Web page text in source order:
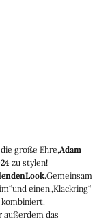
große Ehre,Adam
zu stylen!
Look.Gemeinsam
und einen„Klackring“
außerdem das